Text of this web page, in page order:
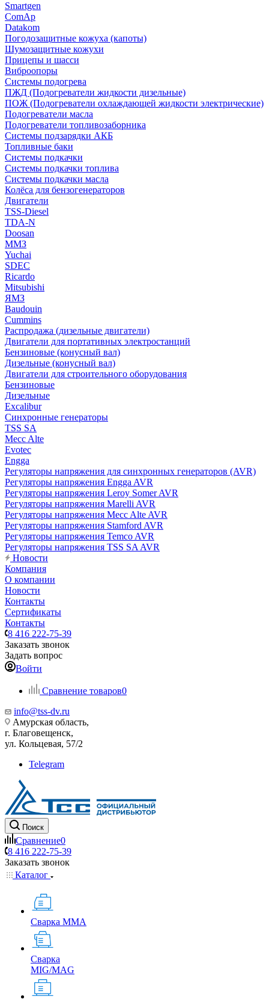
Smartgen
ComAp
Datakom
Погодозащитные кожуха (капоты)
Шумозащитные кожухи
Прицепы и шасси
Виброопоры
Системы подогрева
ПЖД (Подогреватели жидкости дизельные)
ПОЖ (Подогреватели охлаждающей жидкости электрические)
Подогреватели масла
Подогреватели топливозаборника
Системы подзарядки АКБ
Топливные баки
Системы подкачки
Системы подкачки топлива
Системы подкачки масла
Колёса для бензогенераторов
Двигатели
TSS-Diesel
TDA-N
Doosan
ММЗ
Yuchai
SDEC
Ricardo
Mitsubishi
ЯМЗ
Baudouin
Cummins
Распродажа (дизельные двигатели)
Двигатели для портативных электростанций
Бензиновые (конусный вал)
Дизельные (конусный вал)
Двигатели для строительного оборудования
Бензиновые
Дизельные
Excalibur
Синхронные генераторы
TSS SA
Mecc Alte
Evotec
Engga
Регуляторы напряжения для синхронных генераторов (AVR)
Регуляторы напряжения Engga AVR
Регуляторы напряжения Leroy Somer AVR
Регуляторы напряжения Marelli AVR
Регуляторы напряжения Mecc Alte AVR
Регуляторы напряжения Stamford AVR
Регуляторы напряжения Temco AVR
Регуляторы напряжения TSS SA AVR
Новости
Компания
О компании
Новости
Контакты
Сертификаты
Контакты
8 416 222-75-39
Заказать звонок
Задать вопрос
Войти
Сравнение товаров0
info@tss-dv.ru
Амурская область,
г. Благовещенск,
ул. Кольцевая, 57/2
Telegram
Поиск
Сравнение0
8 416 222-75-39
Заказать звонок
Каталог
Сварка MMA
Сварка
MIG/MAG